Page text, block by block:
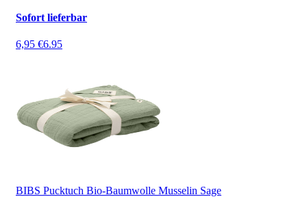
Sofort lieferbar
6,95 €6.95
BIBS Pucktuch Bio-Baumwolle Musselin Sage